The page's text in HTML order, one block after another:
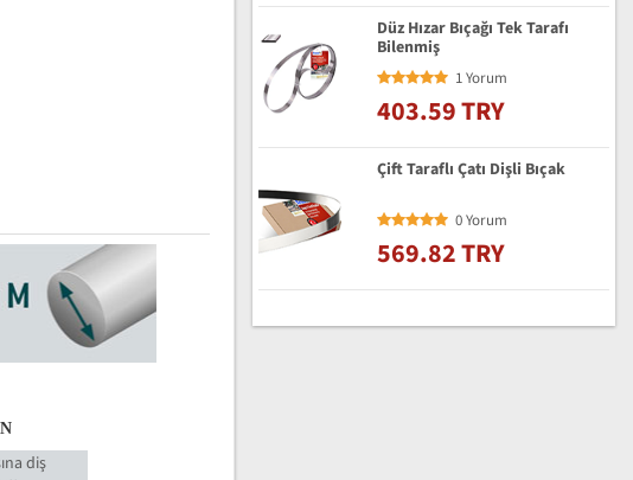
diş
Düz Hızar Bıçağı Tek Tarafı
Bilenmiş
1 Yorum
403.59 TRY
Çift Taraflı Çatı Dişli Bıçak
0 Yorum
569.82 TRY